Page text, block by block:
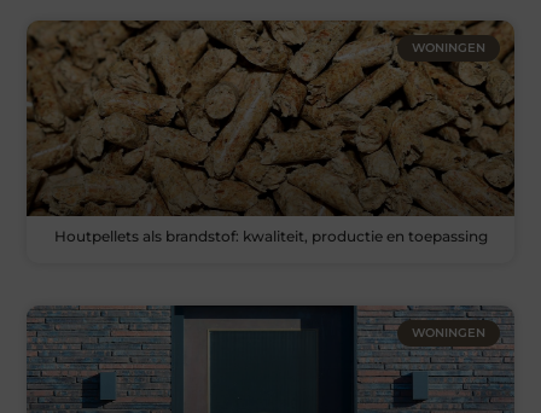
WONINGEN
Houtpellets als brandstof: kwaliteit, productie en toepassing
WONINGEN